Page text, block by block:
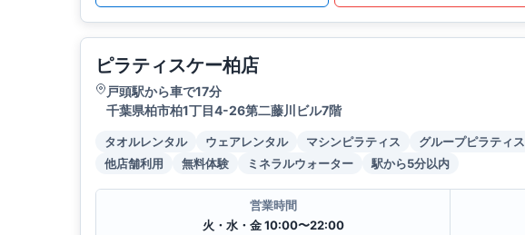
ピラティスケー柏店
戸頭駅から車で17分
千葉県柏市柏1丁目4-26第二藤川ビル7階
タオルレンタル ウェアレンタル マシンピラティス
グループピラティス
他店舗利用
無料体験 ミネラルウォーター 駅から5分以内
営業時間
火・水・金 10:00〜22:00